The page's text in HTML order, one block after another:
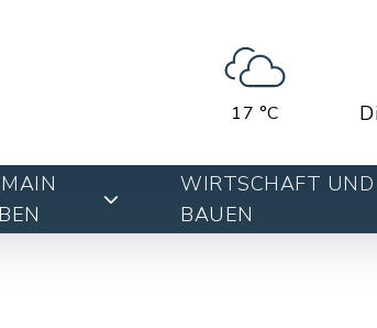
17 °C
WIRTSCHAFT UND
BAUEN